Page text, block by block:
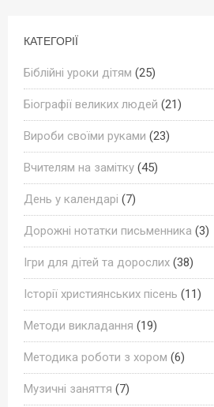
КАТЕГОРІЇ
Біблійні уроки дітям (25)
Біографії великих людей (21)
Вироби своїми руками (23)
Вчителям на замітку (45)
День у календарі (7)
Дорожні нотатки письменника (3)
Ігри для дітей та дорослих (38)
Історії християнських пісень (11)
Методи викладання (19)
Методика роботи з хором (6)
Музичні заняття (7)